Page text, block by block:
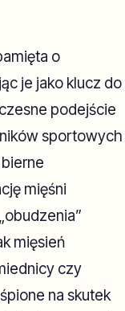
o
je jako klucz do
podejście
sportowych
mięśni
mięsień
czy
na skutek